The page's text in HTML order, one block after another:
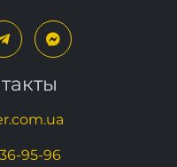
95-96